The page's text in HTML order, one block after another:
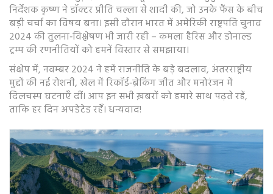
निर्देशक कृष्ण ने डॉक्टर प्रीति चल्ला से शादी की, जो उनके फैंस के बीच
बड़ी चर्चा का विषय बना। इसी दौरान भारत में अमेरिकी राष्ट्रपति चुनाव
2024 की तुलना‑विश्लेषण भी जारी रही – कमला हैरिस और डोनाल्ड
ट्रम्प की रणनीतियों को हमनें विस्तार से समझाया।
संक्षेप में, नवम्बर 2024 ने हमें राजनीति के बड़े बदलाव, अंतरराष्ट्रीय
मुद्दों की नई रोशनी, खेल में रिकॉर्ड‑ब्रेकिंग जीत और मनोरंजन में
दिलचस्प घटनाएँ दीं। आप इन सभी ख़बरों को हमारे साथ पढ़ते रहें,
ताकि हर दिन अपडेटेड रहेँ। धन्यवाद!